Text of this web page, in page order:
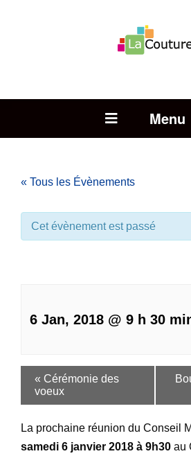
Open
« Tous les Évènements
Cet évènement est passé
6 Jan, 2018 @ 9 h 30
« Cérémonie des
voeux
La prochaine réunion du Conseil
samedi 6 janvier 2018 à 9h30 au